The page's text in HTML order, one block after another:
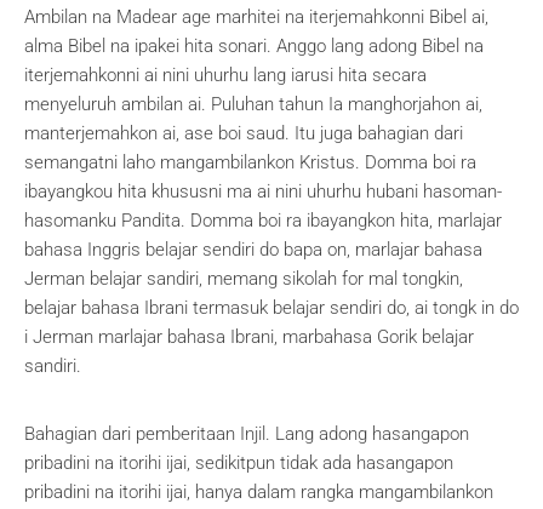
Ambilan na Madear age marhitei na iterjemahkonni Bibel ai,
alma Bibel na ipakei hita sonari. Anggo lang adong Bibel na
iterjemahkonni ai nini uhurhu lang iarusi hita secara
menyeluruh ambilan ai. Puluhan tahun Ia manghorjahon ai,
manterjemahkon ai, ase boi saud. Itu juga bahagian dari
semangatni laho mangambilankon Kristus. Domma boi ra
ibayangkou hita khususni ma ai nini uhurhu hubani hasoman-
hasomanku Pandita. Domma boi ra ibayangkon hita, marlajar
bahasa Inggris belajar sendiri do bapa on, marlajar bahasa
Jerman belajar sandiri, memang sikolah for mal tongkin,
belajar bahasa Ibrani termasuk belajar sendiri do, ai tongk in do
i Jerman marlajar bahasa Ibrani, marbahasa Gorik belajar
sandiri.
Bahagian dari pemberitaan Injil. Lang adong hasangapon
pribadini na itorihi ijai, sedikitpun tidak ada hasangapon
pribadini na itorihi ijai, hanya dalam rangka mangambilankon